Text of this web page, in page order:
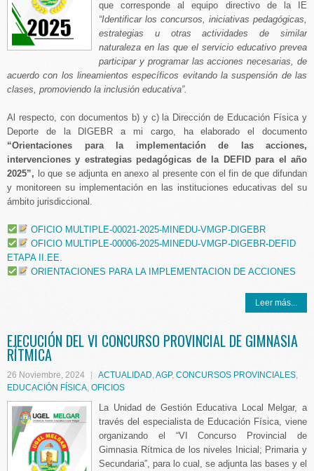
que corresponde al equipo directivo de la IE
“Identificar los concursos, iniciativas pedagógicas,
estrategias u otras
actividades de similar
naturaleza en las que el servicio educativo prevea
participar y programar las acciones necesarias, de
acuerdo con los lineamientos específicos evitando la suspensión de las
clases, promoviendo la inclusión educativa”.
Al respecto, con documentos b) y c) la Dirección de Educación Física y
Deporte de la DIGEBR a mi cargo, ha elaborado el documento
“Orientaciones para la implementación de las acciones,
intervenciones y estrategias pedagógicas de la DEFID para el año
2025”, lo que se adjunta en anexo al presente con el fin de que difundan
y monitoreen su implementación en las instituciones educativas del su
ámbito jurisdiccional.
OFICIO MULTIPLE-00021-2025-MINEDU-VMGP-DIGEBR
OFICIO MULTIPLE-00006-2025-MINEDU-VMGP-DIGEBR-DEFID
ETAPA II.EE.
ORIENTACIONES PARA LA IMPLEMENTACION DE ACCIONES
Leer más...
EJECUCIÓN DEL VI CONCURSO PROVINCIAL DE GIMNASIA
RÍTMICA
26 Noviembre, 2024 ACTUALIDAD,AGP, CONCURSOS PROVINCIALES,
EDUCACIÓN FÍSICA, OFICIOS
La Unidad de Gestión Educativa Local Melgar, a
través del especialista de Educación Física, viene
organizando el “VI Concurso Provincial de
Gimnasia Rítmica de los niveles Inicial; Primaria y
Secundaria”, para lo cual, se adjunta las bases y el